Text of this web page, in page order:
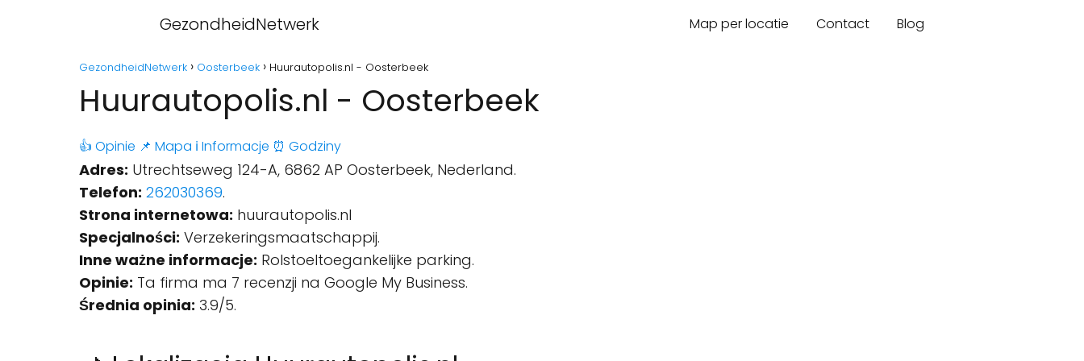
GezondheidNetwerk Map per locatie Contact Blog
GezondheidNetwerk Oosterbeek Huurautopolis.nl - Oosterbeek
Huurautopolis.nl - Oosterbeek
👍 Opinie 📌 Mapa ℹ️ Informacje ⏰ Godziny
Adres: Utrechtseweg 124-A, 6862 AP Oosterbeek, Nederland.
Telefon: 262030369.
Strona internetowa: huurautopolis.nl
Specjalności: Verzekeringsmaatschappij.
Inne ważne informacje: Rolstoeltoegankelijke parking.
Opinie: Ta firma ma 7 recenzji na Google My Business.
Średnia opinia: 3.9/5.